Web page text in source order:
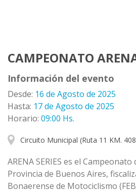
CAMPEONATO
Información del evento
Desde: 16 de Agosto de 2025
Hasta: 17 de Agosto de 2025
Horario: 09:00 Hs.
Circuito Municipal (Ruta 11 KM.
ARENA SERIES es el
Provincia de Buenos Aires,
Bonaerense de Motociclismo